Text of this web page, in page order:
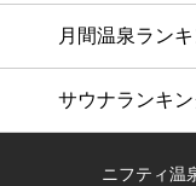
月間温泉ラン
サウナランキ
ニフティ温